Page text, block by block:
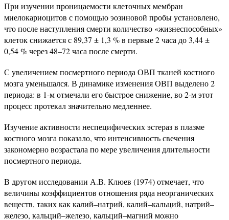
При изучении проницаемости клеточных мембран
миелокариоцитов с помощью эозиновой пробы установлено,
что после наступления смерти количество «жизнеспособных»
клеток снижается с 89,37 ± 1,3 % в первые 2 часа до 3,44 ±
0,54 % через 48–72 часа после смерти.
С увеличением посмертного периода ОВП тканей костного
мозга уменьшался. В динамике изменения ОВП выделено 2
периода: в 1-м отмечали его быстрое снижение, во 2-м этот
процесс протекал значительно медленнее.
Изучение активности неспецифических эстераз в плазме
костного мозга показало, что интенсивность свечения
закономерно возрастала по мере увеличения длительности
посмертного периода.
В другом исследовании А.В. Клюев (1974) отмечает, что
величины коэффициентов отношения ряда неорганических
веществ, таких как калий–натрий, калий–кальций, натрий–
железо, кальций–железо, кальций–магний можно